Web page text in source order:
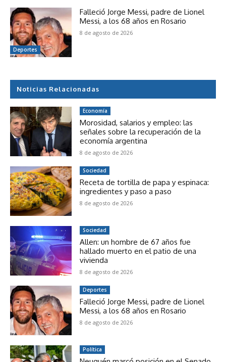
Deportes
Falleció Jorge Messi, padre de Lionel
Messi, a los 68 años en Rosario
8 de agosto de 2026
Noticias Relacionadas
Economía
Morosidad, salarios y empleo: las
señales sobre la recuperación de la
economía argentina
8 de agosto de 2026
Sociedad
Receta de tortilla de papa y espinaca:
ingredientes y paso a paso
8 de agosto de 2026
Sociedad
Allen: un hombre de 67 años fue
hallado muerto en el patio de una
vivienda
8 de agosto de 2026
Deportes
Falleció Jorge Messi, padre de Lionel
Messi, a los 68 años en Rosario
8 de agosto de 2026
Política